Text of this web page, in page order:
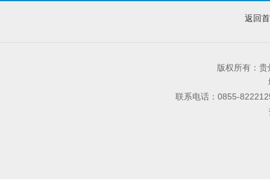
返回
版权所有：
联系电话：0855-